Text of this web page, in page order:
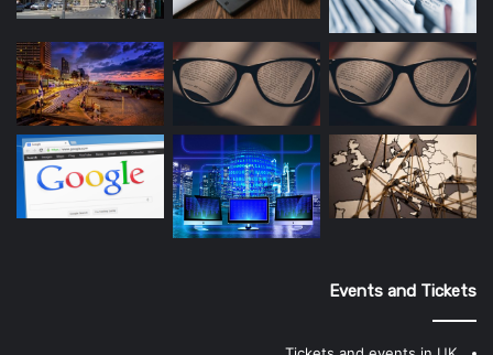
Events and Tickets